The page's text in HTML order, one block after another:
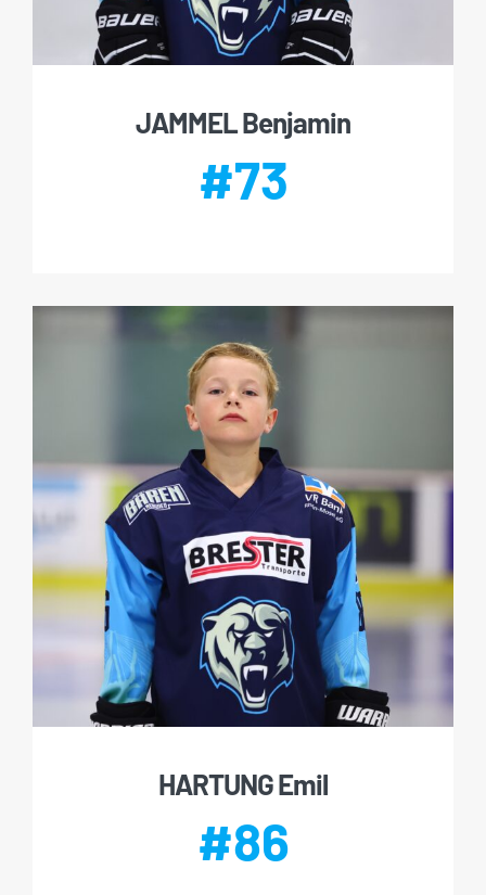
JAMMEL Benjamin
#73
HARTUNG Emil
#86